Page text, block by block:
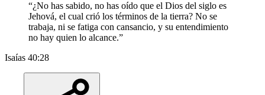
“¿No has sabido, no has oído que el Dios del siglo es
Jehová, el cual crió los términos de la tierra? No se
trabaja, ni se fatiga con cansancio, y su entendimiento
no hay quien lo alcance.”
Isaías 40:28